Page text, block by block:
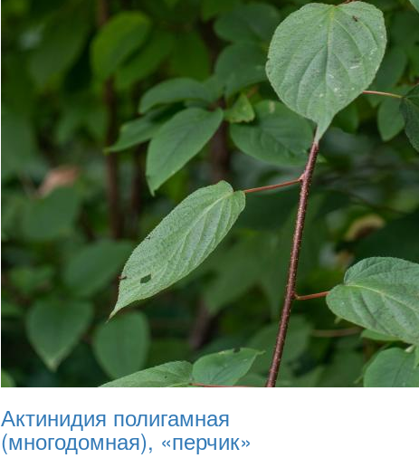
Актинидия полигамная
(многодомная), «перчик»